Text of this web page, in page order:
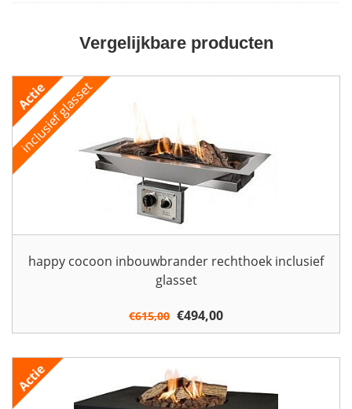
Vergelijkbare producten
happy cocoon inbouwbrander rechthoek inclusief
glasset
€615,00 Oorspronkelijke
prijs
was:
€615,00.
€494,00
prijs
is: